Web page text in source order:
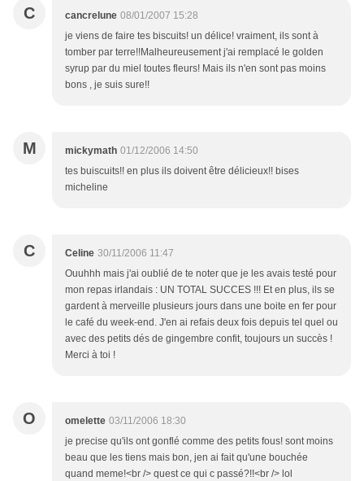
C cancrelune 08/01/2007 15:28
je viens de faire tes biscuits! un délice! vraiment, ils sont à
tomber par terre!!Malheureusement j'ai remplacé le golden
syrup par du miel toutes fleurs! Mais ils n'en sont pas moins
bons , je suis sure!!
M mickymath 01/12/2006 14:50
tes buiscuits!! en plus ils doivent être délicieux!! bises
micheline
C Celine 30/11/2006 11:47
Ouuhhh mais j'ai oublié de te noter que je les avais testé pour
mon repas irlandais : UN TOTAL SUCCES !!! Et en plus, ils se
gardent à merveille plusieurs jours dans une boite en fer pour
le café du week-end. J'en ai refais deux fois depuis tel quel ou
avec des petits dés de gingembre confit, toujours un succès !
Merci à toi !
O omelette 03/11/2006 18:30
je precise qu'ils ont gonflé comme des petits fous! sont moins
beau que les tiens mais bon, jen ai fait qu'une bouchée
quand meme!<br /> quest ce qui c passé?!!<br /> lol